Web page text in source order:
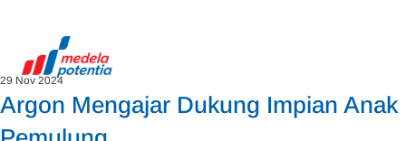
Argon Mengajar Dukung Impian Anak
29 Nov 2024